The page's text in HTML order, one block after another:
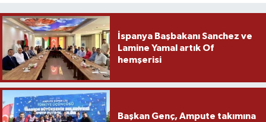
İspanya Başbakanı Sanchez ve
Lamine Yamal artık Of
hemşerisi
Başkan Genç, Ampute takımına